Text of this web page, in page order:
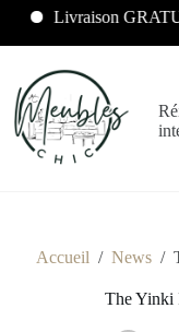
Livraison
Accueil / News /
The Yinki